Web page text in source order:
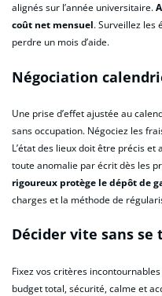
alignés sur l’année universitaire.
coût net mensuel. Surveillez les
perdre un mois d’aide.
Négociation
Une prise d’effet ajustée au
sans occupation. Négociez les
L’état des lieux doit être précis
toute anomalie par écrit dès les
rigoureux protège le dépôt de
charges et la méthode de
Décider vite sans se
Fixez vos critères
budget total, sécurité, calme et